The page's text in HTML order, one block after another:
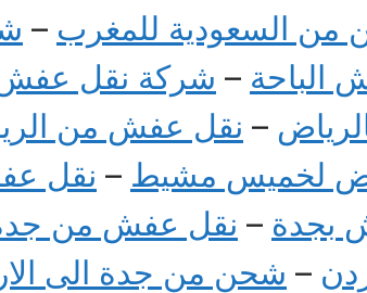
السعودية للمغرب –
الباحة – شركة نقل عفش
– نقل عفش من
لخميس مشيط – نقل
بجدة – نقل عفش من جدة
– شحن من جدة الى